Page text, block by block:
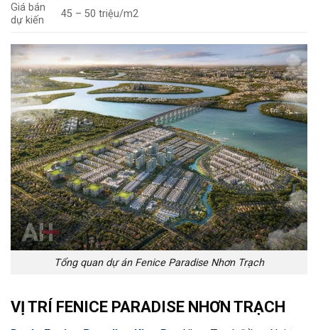
Giá bán
dự kiến
45 – 50 triệu/m2
Tổng quan dự án Fenice Paradise Nhơn Trạch
VỊ TRÍ FENICE PARADISE NHƠN TRẠCH